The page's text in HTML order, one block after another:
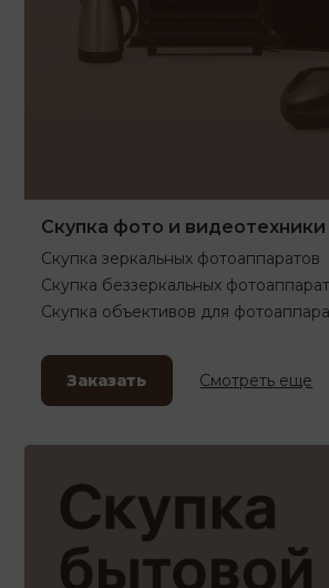
Скупка фото и видеотехники
Скупка зеркальных фотоаппаратов
Скупка беззеркальных
Скупка объективов для
Заказать Смотреть еще